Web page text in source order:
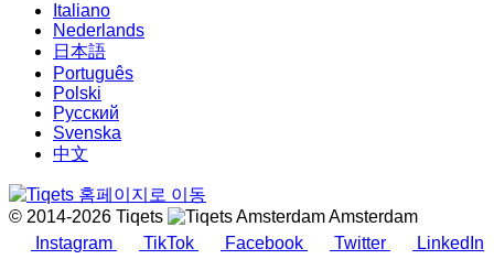
Italiano
Nederlands
日本語
Português
Polski
Русский
Svenska
中文
© 2014-2026 Tiqets
Amsterdam
Instagram
TikTok Facebook Twitter LinkedIn